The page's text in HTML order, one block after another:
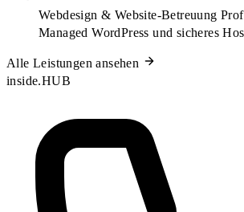
Webdesign & Website-Betreuung
Managed WordPress und sicheres
Alle Leistungen ansehen
inside.HUB